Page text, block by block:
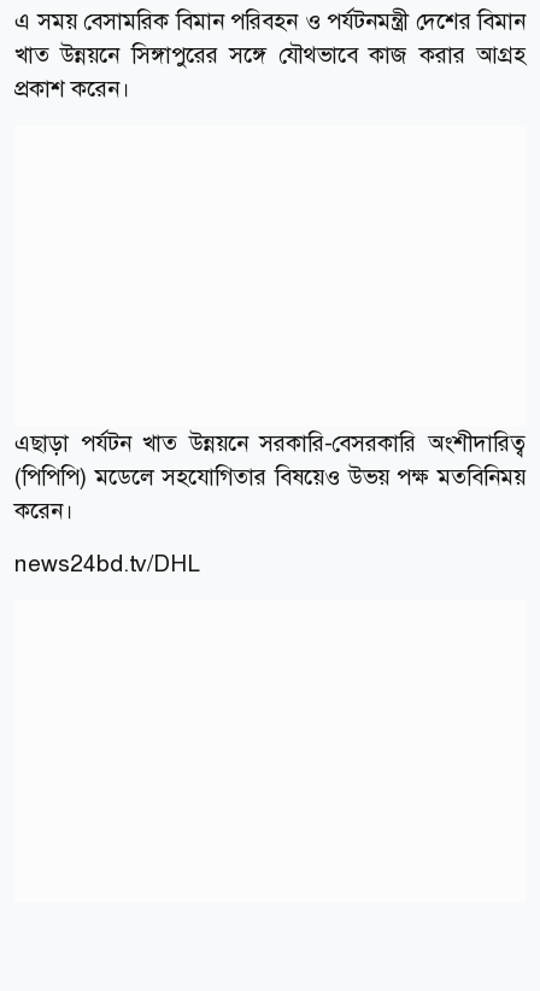
এ সময় বেসামরিক বিমান পরিবহন ও পর্যটনমন্ত্রী দেশের বিমান
খাত উন্নয়নে সিঙ্গাপুরের সঙ্গে যৌথভাবে কাজ করার আগ্রহ
প্রকাশ করেন।
এছাড়া পর্যটন খাত উন্নয়নে সরকারি-বেসরকারি অংশীদারিত্ব
(পিপিপি) মডেলে সহযোগিতার বিষয়েও উভয় পক্ষ মতবিনিময়
করেন।
news24bd.tv/DHL